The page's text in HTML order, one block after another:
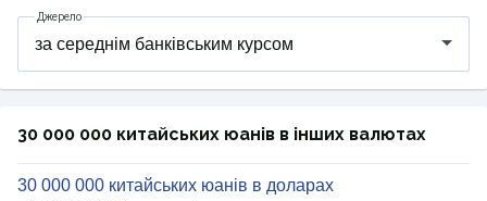
Джерело
30 000 000 китайських юанів в інших валютах
30 000 000 китайських юанів в доларах